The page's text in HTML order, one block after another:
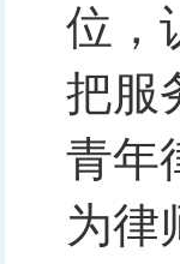
位，
把服
青年
为律